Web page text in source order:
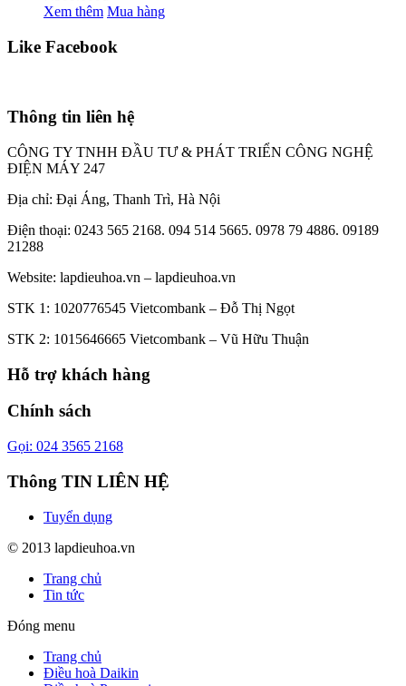
Xem thêm Mua hàng
Like Facebook
Thông tin liên hệ
CÔNG TY TNHH ĐẦU TƯ & PHÁT TRIỂN CÔNG NGHỆ
ĐIỆN MÁY 247
Địa chỉ: Đại Áng, Thanh Trì, Hà Nội
Điện thoại: 0243 565 2168. 094 514 5665. 0978 79 4886. 09189
21288
Website: lapdieuhoa.vn – lapdieuhoa.vn
STK 1: 1020776545 Vietcombank – Đỗ Thị Ngọt
STK 2: 1015646665 Vietcombank – Vũ Hữu Thuận
Hỗ trợ khách hàng
Chính sách
Gọi: 024 3565 2168
Thông TIN LIÊN HỆ
Tuyển dụng
© 2013 lapdieuhoa.vn
Trang chủ
Tin tức
Đóng menu
Trang chủ
Điều hoà Daikin